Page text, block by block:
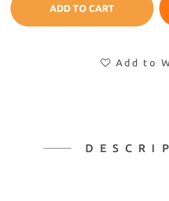
ADD TO CART
Add to